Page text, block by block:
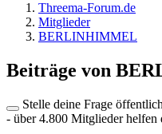
Threema-Forum.de
Mitglieder
BERLINHIMMEL
Beiträge von
Stelle deine Frage
- über 4.800 Mitglieder helfen